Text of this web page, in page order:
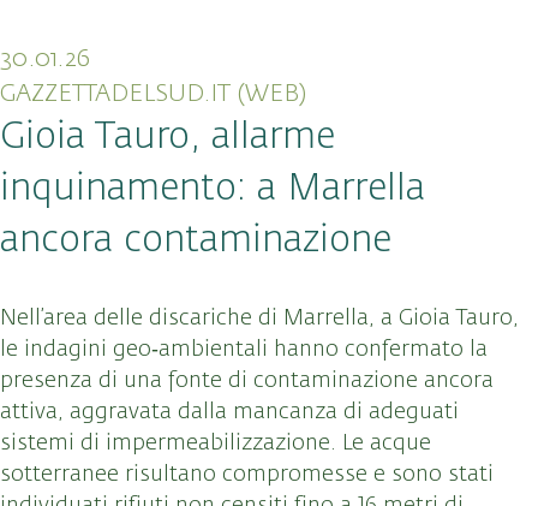
30.01.26
GAZZETTADELSUD.IT (WEB)
Gioia Tauro, allarme
inquinamento: a Marrella
ancora contaminazione
Nell’area delle discariche di Marrella, a Gioia Tauro,
le indagini geo‑ambientali hanno confermato la
presenza di una fonte di contaminazione ancora
attiva, aggravata dalla mancanza di adeguati
sistemi di impermeabilizzazione. Le acque
sotterranee risultano compromesse e sono stati